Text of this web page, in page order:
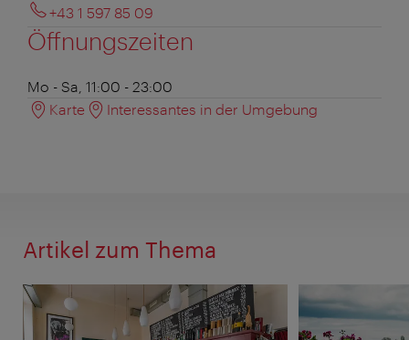
+43 1 597 85 09
Öffnungszeiten
Mo - Sa, 11:00 - 23:00
Karte
Interessantes in der Umgebung
Artikel zum Thema